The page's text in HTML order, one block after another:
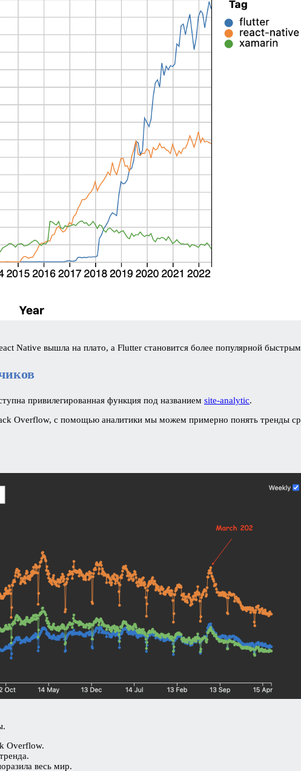
Native вышла на плато, а Flutter становится более популярной
привилегированная функция под названием site-analytic.
Overflow, с помощью аналитики мы можем примерно понять тренды
Overflow.
весь мир.